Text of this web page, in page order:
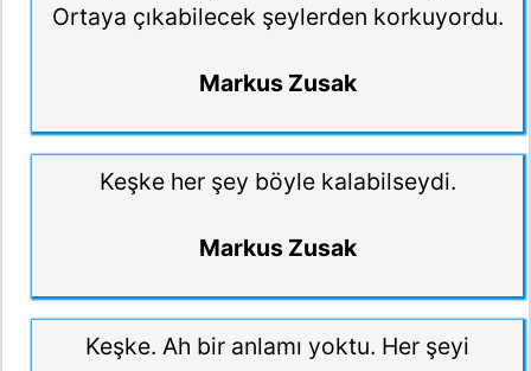
Ortaya çıkabilecek şeylerden korkuyordu.
Markus Zusak
Keşke her şey böyle kalabilseydi.
Markus Zusak
Keşke. Ah bir anlamı yoktu. Her şeyi